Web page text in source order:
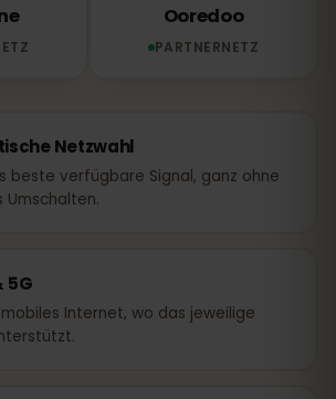
Ooredoo
PARTNERNETZ
Netzwahl
beste verfügbare Signal, ganz ohne
Umschalten.
5G
mobiles Internet, wo das jeweilige